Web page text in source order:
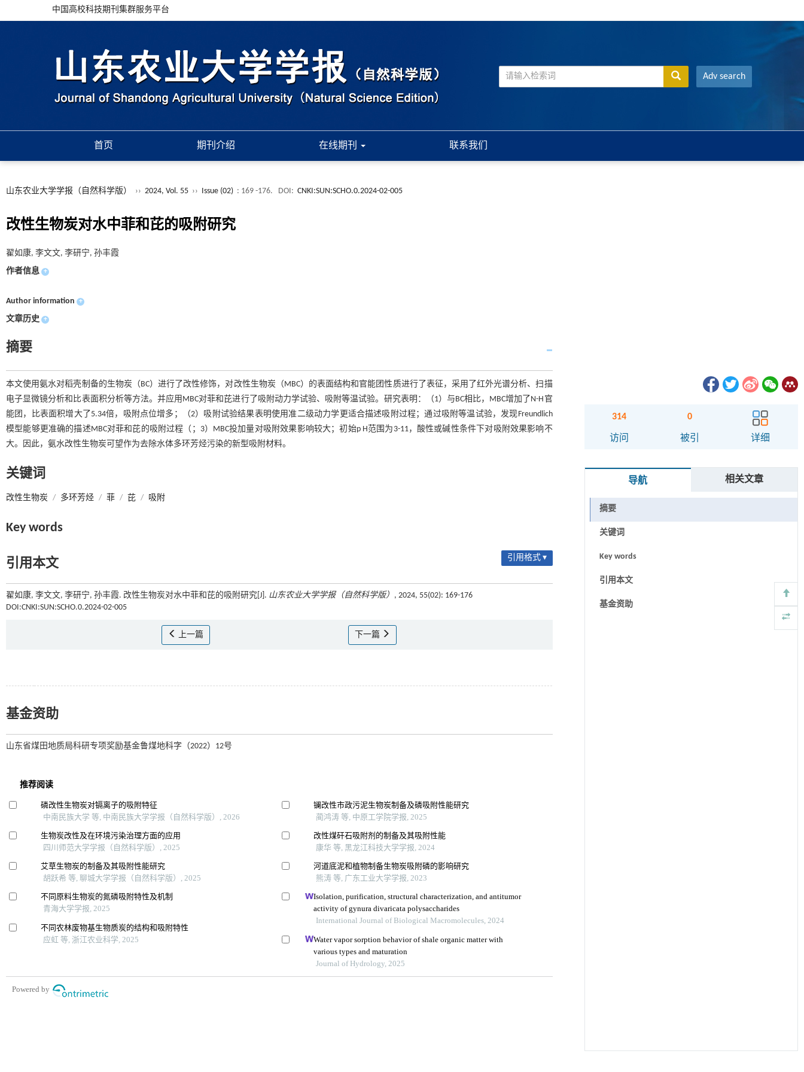
中国高校科技期刊集群服务平台
Adv search
首页 期刊介绍 在线期刊 联系我们
山东农业大学学报（自然科学版） ›› 2024, Vol. 55 ›› Issue (02) : 169 -176. DOI: CNKI:SUN:SCHO.0.2024-02-005
改性生物炭对水中菲和芘的吸附研究
翟如康, 李文文, 李研宁, 孙丰霞
作者信息 +
Author information +
文章历史 +
摘要
本文使用氨水对稻壳制备的生物炭（BC）进行了改性修饰，对改性生物炭（MBC）的表面结构和官能团性质进行了表征，采用了红外光谱分析、扫描
电子显微镜分析和比表面积分析等方法。并应用MBC对菲和芘进行了吸附动力学试验、吸附等温试验。研究表明：（1）与BC相比，MBC增加了N-H官
能团，比表面积增大了5.34倍，吸附点位增多；（2）吸附试验结果表明使用准二级动力学更适合描述吸附过程；通过吸附等温试验，发现Freundlich
模型能够更准确的描述MBC对菲和芘的吸附过程（；3）MBC投加量对吸附效果影响较大；初始p H范围为3-11，酸性或碱性条件下对吸附效果影响不
大。因此，氨水改性生物炭可望作为去除水体多环芳烃污染的新型吸附材料。
关键词
改性生物炭 / 多环芳烃 / 菲 / 芘 / 吸附
Key words
引用本文 引用格式 ▾
翟如康, 李文文, 李研宁, 孙丰霞. 改性生物炭对水中菲和芘的吸附研究[J]. 山东农业大学学报（自然科学版） , 2024, 55(02): 169-176
DOI:CNKI:SUN:SCHO.0.2024-02-005
上一篇 下一篇
基金资助
山东省煤田地质局科研专项奖励基金鲁煤地科字（2022）12号
314
访问
0
被引 详细
导航 相关文章
摘要
关键词
Key words
引用本文
基金资助